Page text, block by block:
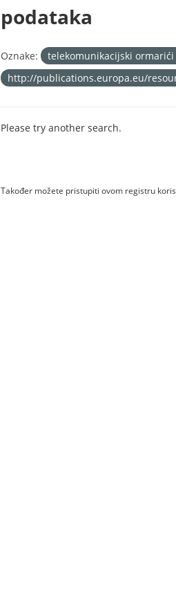
podataka
Oznake: telekomunikacijski ormarići
http://publications.europa.eu/
Please try another search.
Također možete pristupiti ovom registru